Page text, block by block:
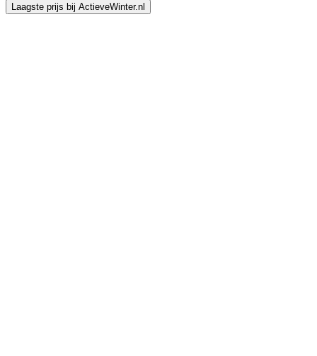
Laagste prijs bij ActieveWinter.nl